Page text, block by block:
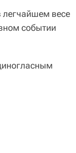
легчайшем весе
событии